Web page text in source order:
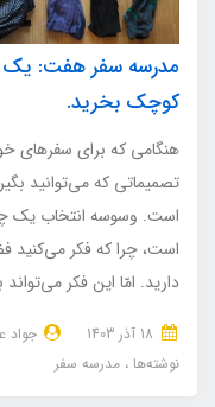
مدرسه سفر هفت:
کوچک بخرید.
هنگامی که برای سفرهای
تصمیماتی که می‌توانید
است. وسوسه انتخاب یک
است، چرا که فکر می‌کنید
دارید. امّا این فکر
جواد
نوشته‌ها
مدرسه سفر